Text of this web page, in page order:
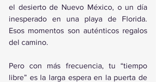
el desierto de Nuevo México, o un día
inesperado en una playa de Florida.
Esos momentos son auténticos regalos
del camino.
Pero con más frecuencia, tu “tiempo
libre” es la larga espera en la puerta de